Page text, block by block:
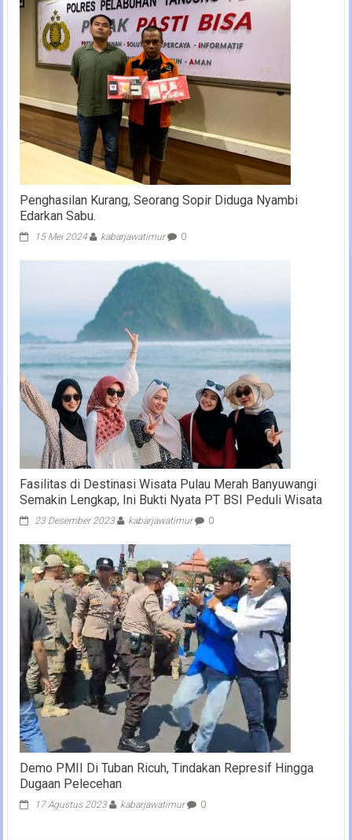
Penghasilan Kurang, Seorang Sopir Diduga Nyambi
Edarkan Sabu.
15 Mei 2024 kabarjawatimur 0
Fasilitas di Destinasi Wisata Pulau Merah Banyuwangi
Semakin Lengkap, Ini Bukti Nyata PT BSI Peduli Wisata
23 Desember 2023 kabarjawatimur 0
Demo PMII Di Tuban Ricuh, Tindakan Represif Hingga
Dugaan Pelecehan
17 Agustus 2023 kabarjawatimur 0